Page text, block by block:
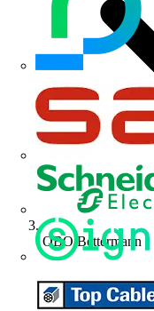
OBO Bettermann